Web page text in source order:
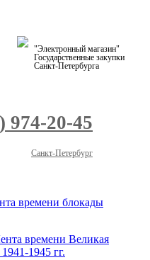
"Электронный магазин"
Государственные закупки
Санкт-Петербурга
974-20-45
Санкт-Петербург
времени блокады
времени Великая
1945 гг.